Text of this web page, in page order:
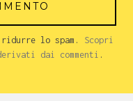
lo spam. Scopri
dai commenti .